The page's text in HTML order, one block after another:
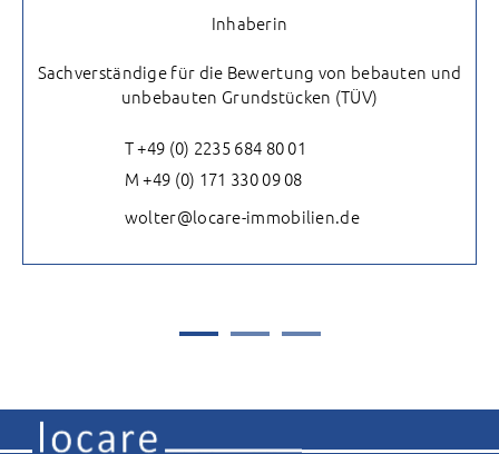
Inhaberin
Sachverständige für die Bewertung von bebauten und
unbebauten Grundstücken (TÜV)
T +49 (0) 2235 684 80 01
M +49 (0) 171 330 09 08
wolter@locare-immobilien.de